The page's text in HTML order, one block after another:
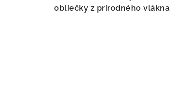
obliečky z prírodného vlákna